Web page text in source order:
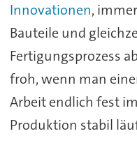
Innovationen,
Bauteile und
Fertigungsprozess
froh, wenn man
Arbeit endlich fest
Produktion stabil